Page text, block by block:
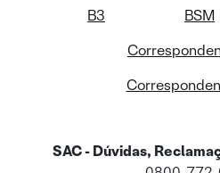
B3 BSM
SAC - Dúvidas,